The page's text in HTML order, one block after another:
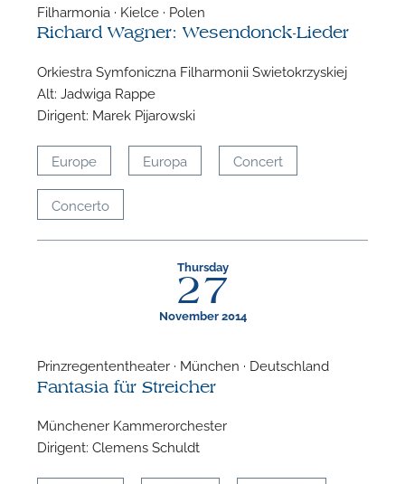
Filharmonia · Kielce · Polen
Richard Wagner: Wesendonck-Lieder
Orkiestra Symfoniczna Filharmonii Swietokrzyskiej
Alt: Jadwiga Rappe
Dirigent: Marek Pijarowski
Europe Europa Concert
Concerto
Thursday
27
November 2014
Prinzregententheater · München · Deutschland
Fantasia für Streicher
Münchener Kammerorchester
Dirigent: Clemens Schuldt